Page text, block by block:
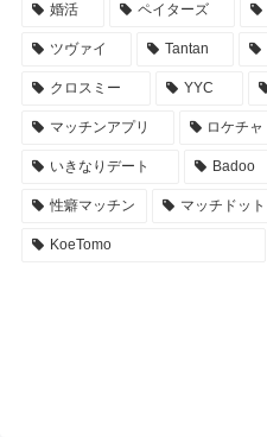
婚活 ペイターズ
ツヴァイ Tantan
クロスミー YYC
マッチンアプリ ロケチャ
いきなりデート Badoo
性癖マッチン マッチドッ
KoeTomo